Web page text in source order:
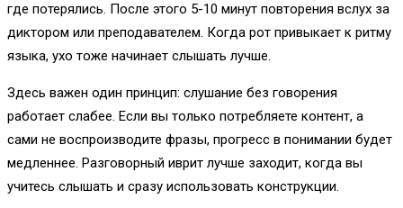
где потерялись. После этого 5-10 минут повторения вслух за
диктором или преподавателем. Когда рот привыкает к ритму
языка, ухо тоже начинает слышать лучше.
Здесь важен один принцип: слушание без говорения
работает слабее. Если вы только потребляете контент, а
сами не воспроизводите фразы, прогресс в понимании будет
медленнее. Разговорный иврит лучше заходит, когда вы
учитесь слышать и сразу использовать конструкции.